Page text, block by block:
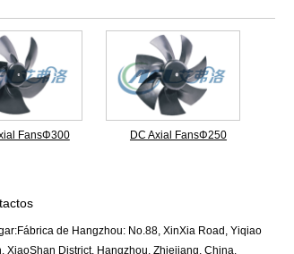
FansΦ300 DC Axial FansΦ250
de Hangzhou: No.88, XinXia Road, Yiqiao
XiaoShan District, Hangzhou, Zhiejiang, China.